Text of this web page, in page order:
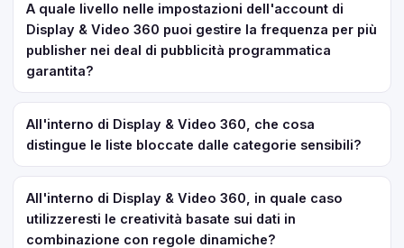
A quale livello nelle impostazioni dell'account di
Display & Video 360 puoi gestire la frequenza per più
publisher nei deal di pubblicità programmatica
garantita?
All'interno di Display & Video 360, che cosa
distingue le liste bloccate dalle categorie sensibili?
All'interno di Display & Video 360, in quale caso
utilizzeresti le creatività basate sui dati in
combinazione con regole dinamiche?